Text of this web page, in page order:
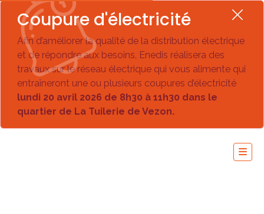
Coupure d'électricité
Afin d’améliorer la qualité de la distribution électrique
et de répondre aux besoins, Enedis réalisera des
travaux sur le réseau électrique qui vous alimente qui
entraîneront une ou plusieurs coupures d’électricité
lundi 20 avril 2026 de 8h30 à 11h30 dans le
quartier de La Tuilerie de Vezon.